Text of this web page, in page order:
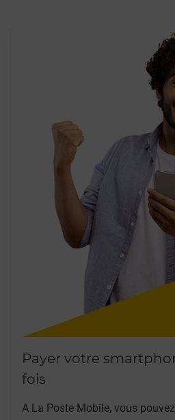
Payer votre
fois
A La Poste Mobile, vous